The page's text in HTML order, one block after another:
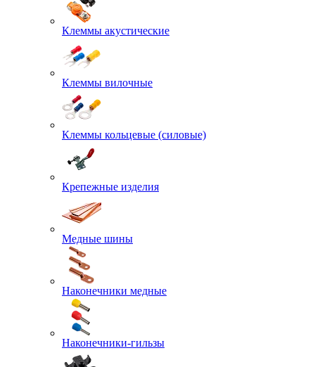
Клеммы акустические
Клеммы вилочные
Клеммы кольцевые (силовые)
Крепежные изделия
Медные шины
Наконечники медные
Наконечники-гильзы